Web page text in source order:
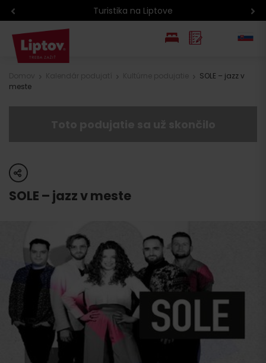
Turistika na Liptove
SOLE – jazz v
meste
share
SOLE – jazz v meste